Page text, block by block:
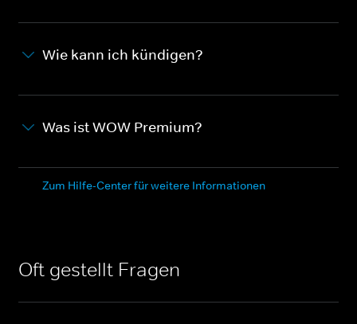
Wie kann ich kündigen?
Was ist WOW Premium?
Zum Hilfe-Center für weitere Informationen
Oft gestellt Fragen